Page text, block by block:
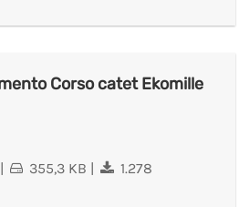
Corso catet Ekomille
| 355,3 KB | 1.278